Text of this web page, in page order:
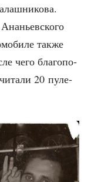
так­же
чего бла­го­по­
20 пуле­